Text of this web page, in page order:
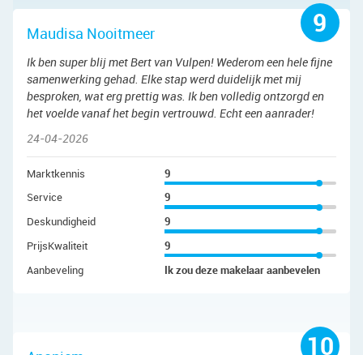
9
Maudisa Nooitmeer
Ik ben super blij met Bert van Vulpen! Wederom een hele fijne
samenwerking gehad. Elke stap werd duidelijk met mij
besproken, wat erg prettig was. Ik ben volledig ontzorgd en
het voelde vanaf het begin vertrouwd. Echt een aanrader!
24-04-2026
Marktkennis
9
Service
9
Deskundigheid
9
PrijsKwaliteit
9
Aanbeveling
Ik zou deze makelaar aanbevelen
10